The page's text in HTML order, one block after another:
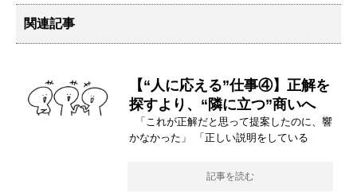
関連記事
【“人に応える”仕事④】正解を
探すより、“隣に立つ”商いへ
「これが正解だと思って提案したのに、響
かなかった」 「正しい説明をしている
記事を読む